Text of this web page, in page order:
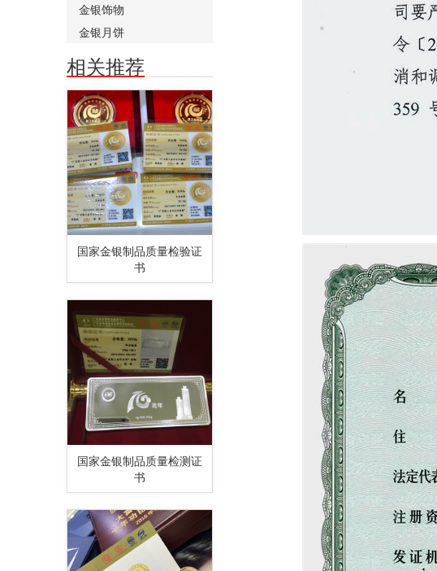
金银饰物
金银月饼
相关推荐
国家金银制品质量检验证
书
国家金银制品质量检测证
书